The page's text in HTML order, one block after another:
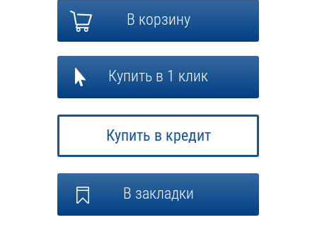
В корзину
Купить в 1 клик
Купить в кредит
В закладки